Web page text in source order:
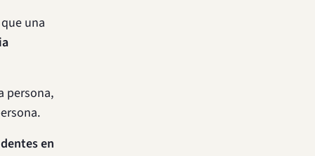
una
persona,
en